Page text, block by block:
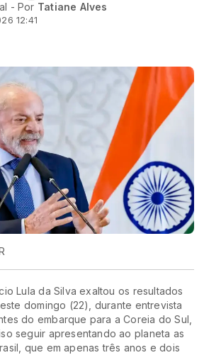
- Por Tatiane Alves
12:41
Lula da Silva exaltou os resultados
domingo (22), durante entrevista
do embarque para a Coreia do Sul,
seguir apresentando ao planeta as
que em apenas três anos e dois